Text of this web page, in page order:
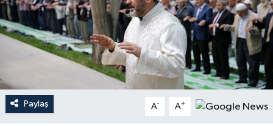
Paylaş A- A+
Artvin Müftülüğü
Aydın Müftülüğü
Balıkesir Müftülüğü
Bartın Müftülüğü
Kurban
Mukabele
Peygamberimizin Hayatı
Ramazan
DİYANET AKADEMİ
DİYANET GENÇLİK
DİYANET RADYO/TV
DEPREM